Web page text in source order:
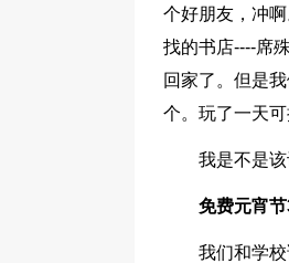
个好朋友，冲
找的书店----席
回家了。但是
个。玩了一天
我是不是
免费元宵
我们和学校